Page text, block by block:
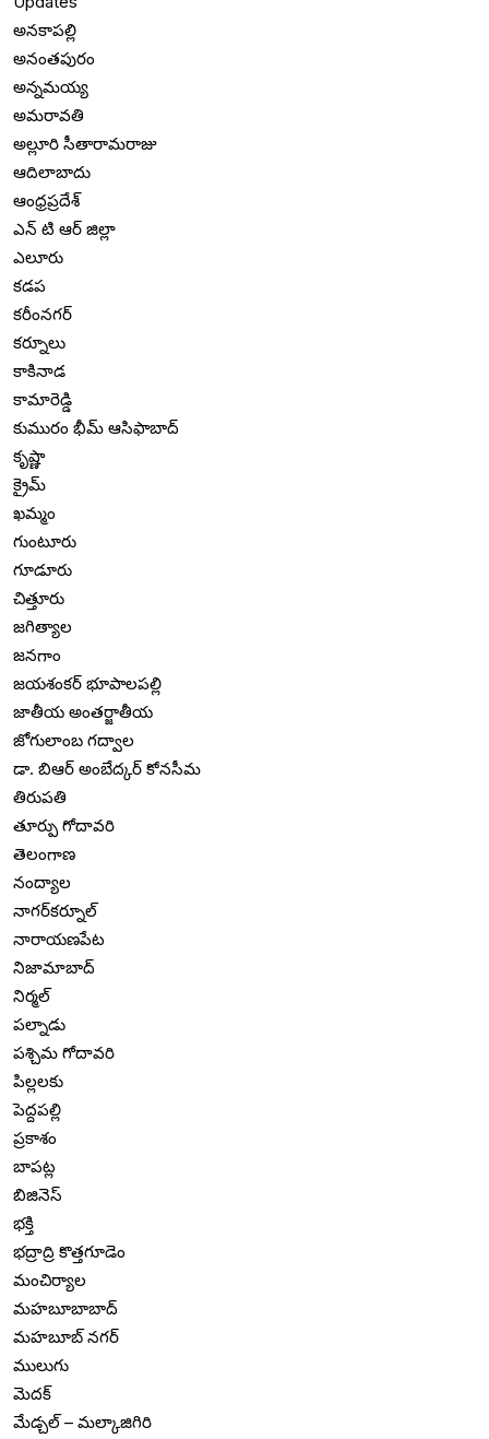
అనకాపల్లి
అనంతపురం
అన్నమయ్య
అమరావతి
అల్లూరి సీతారామరాజు
ఆదిలాబాదు
ఆంధ్రప్రదేశ్
ఎన్ టి ఆర్ జిల్లా
ఎలూరు
కడప
కరీంనగర్
కర్నూలు
కాకినాడ
కామారెడ్డి
కుమురం భీమ్ ఆసిఫాబాద్
కృష్ణా
క్రైమ్
ఖమ్మం
గుంటూరు
గూడూరు
చిత్తూరు
జగిత్యాల
జనగాం
జయశంకర్ భూపాలపల్లి
జాతీయ అంతర్జాతీయ
జోగులాంబ గద్వాల
డా. బిఆర్ అంబేద్కర్ కోనసీమ
తిరుపతి
తూర్పు గోదావరి
తెలంగాణ
నంద్యాల
నాగర్‌కర్నూల్
నారాయణపేట
నిజామాబాద్
నిర్మల్
పల్నాడు
పశ్చిమ గోదావరి
పిల్లలకు
పెద్దపల్లి
ప్రకాశం
బాపట్ల
బిజినెస్
భక్తి
భద్రాద్రి కొత్తగూడెం
మంచిర్యాల
మహబూబాబాద్
మహబూబ్ నగర్
ములుగు
మెదక్
మేడ్చల్ – మల్కాజిగిరి